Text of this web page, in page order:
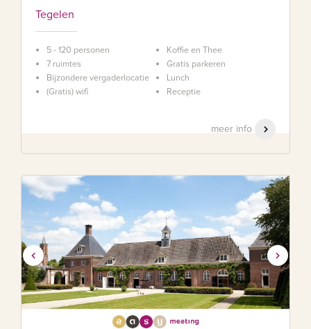
Tegelen
5 - 120 personen
7 ruimtes
Bijzondere vergaderlocatie
(Gratis) wifi
Koffie en Thee
Gratis parkeren
Lunch
Receptie
meer info